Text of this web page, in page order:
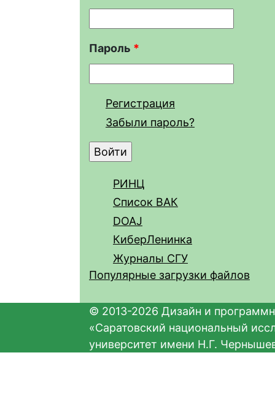
Пароль *
Регистрация
Забыли пароль?
РИНЦ
Список ВАК
DOAJ
КиберЛенинка
Журналы СГУ
Популярные загрузки файлов
© 2013-2026 Дизайн и
«Саратовский национальный
университет имени Н.Г.